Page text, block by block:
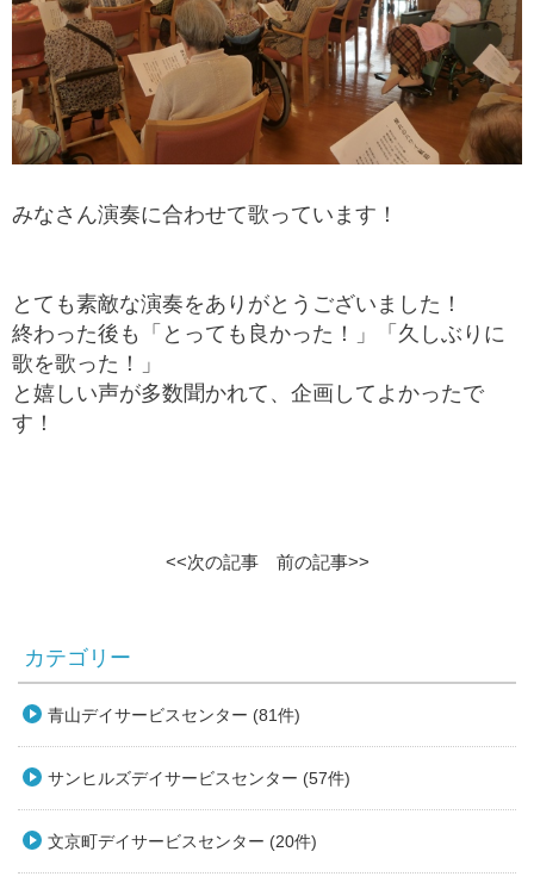
みなさん演奏に合わせて歌っています！
とても素敵な演奏をありがとうございました！
終わった後も「とっても良かった！」「久しぶりに
歌を歌った！」
と嬉しい声が多数聞かれて、企画してよかったで
す！
<<次の記事 前の記事>>
カテゴリー
青山デイサービスセンター (81件)
サンヒルズデイサービスセンター (57件)
文京町デイサービスセンター (20件)